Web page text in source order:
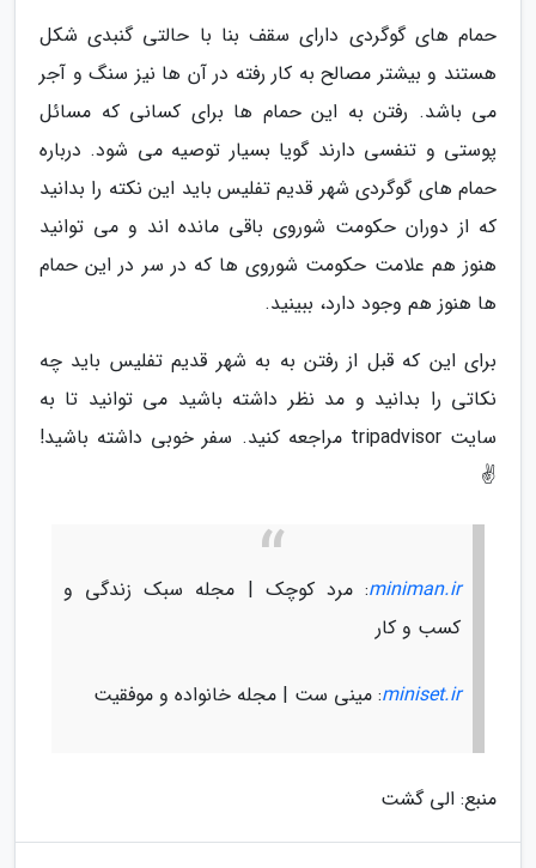
حمام های گوگردی دارای سقف بنا با حالتی گنبدی شکل
هستند و بیشتر مصالح به کار رفته در آن ها نیز سنگ و آجر
می باشد. رفتن به این حمام ها برای کسانی که مسائل
پوستی و تنفسی دارند گویا بسیار توصیه می شود. درباره
حمام های گوگردی شهر قدیم تفلیس باید این نکته را بدانید
که از دوران حکومت شوروی باقی مانده اند و می توانید
هنوز هم علامت حکومت شوروی ها که در سر در این حمام
ها هنوز هم وجود دارد، ببینید.
برای این که قبل از رفتن به به شهر قدیم تفلیس باید چه
نکاتی را بدانید و مد نظر داشته باشید می توانید تا به
سایت tripadvisor مراجعه کنید. سفر خوبی داشته باشید!
✌
miniman.ir: مرد کوچک | مجله سبک زندگی و
کسب و کار
miniset.ir: مینی ست | مجله خانواده و موفقیت
منبع: الی گشت